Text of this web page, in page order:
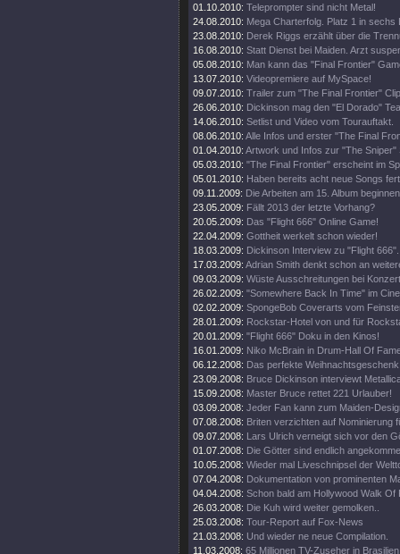
01.10.2010: Teleprompter sind nicht Metal!
24.08.2010: Mega Charterfolg. Platz 1 in sechs
23.08.2010: Derek Riggs erzählt über die
16.08.2010: Statt Dienst bei Maiden. Arzt
05.08.2010: Man kann das "Final Frontier"
13.07.2010: Videopremiere auf MySpace!
09.07.2010: Trailer zum "The Final Frontier"
26.06.2010: Dickinson mag den "El Dorado"
14.06.2010: Setlist und Video vom Tourauftakt.
08.06.2010: Alle Infos und erster "The Final
01.04.2010: Artwork und Infos zur "The Sniper"
05.03.2010: "The Final Frontier" erscheint im
05.01.2010: Haben bereits acht neue Songs
09.11.2009: Die Arbeiten am 15. Album
23.05.2009: Fällt 2013 der letzte Vorhang?
20.05.2009: Das "Flight 666" Online Game!
22.04.2009: Gottheit werkelt schon wieder!
18.03.2009: Dickinson Interview zu "Flight 666".
17.03.2009: Adrian Smith denkt schon an
09.03.2009: Wüste Ausschreitungen bei
26.02.2009: "Somewhere Back In Time" im
02.02.2009: SpongeBob Coverarts vom
28.01.2009: Rockstar-Hotel von und für
20.01.2009: "Flight 666" Doku in den Kinos!
16.01.2009: Niko McBrain in Drum-Hall Of
06.12.2008: Das perfekte
23.09.2008: Bruce Dickinson interviewt
15.09.2008: Master Bruce rettet 221 Urlauber!
03.09.2008: Jeder Fan kann zum Maiden-
07.08.2008: Briten verzichten auf Nominierung
09.07.2008: Lars Ulrich verneigt sich vor den
01.07.2008: Die Götter sind endlich
10.05.2008: Wieder mal Liveschnipsel der
07.04.2008: Dokumentation von prominenten
04.04.2008: Schon bald am Hollywood Walk Of
26.03.2008: Die Kuh wird weiter gemolken..
25.03.2008: Tour-Report auf Fox-News
21.03.2008: Und wieder ne neue Compilation.
11.03.2008: 65 Millionen TV-Zuseher in